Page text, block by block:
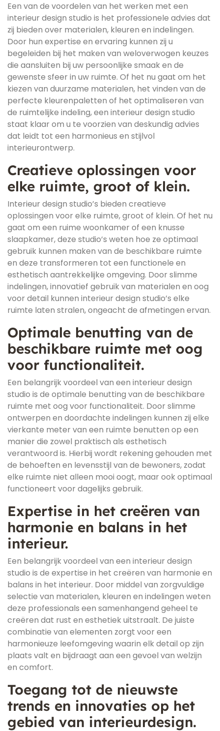
Een van de voordelen van het werken met een
interieur design studio is het professionele advies dat
zij bieden over materialen, kleuren en indelingen.
Door hun expertise en ervaring kunnen zij u
begeleiden bij het maken van weloverwogen keuzes
die aansluiten bij uw persoonlijke smaak en de
gewenste sfeer in uw ruimte. Of het nu gaat om het
kiezen van duurzame materialen, het vinden van de
perfecte kleurenpaletten of het optimaliseren van
de ruimtelijke indeling, een interieur design studio
staat klaar om u te voorzien van deskundig advies
dat leidt tot een harmonieus en stijlvol
interieurontwerp.
Creatieve oplossingen voor
elke ruimte, groot of klein.
Interieur design studio’s bieden creatieve
oplossingen voor elke ruimte, groot of klein. Of het nu
gaat om een ruime woonkamer of een knusse
slaapkamer, deze studio’s weten hoe ze optimaal
gebruik kunnen maken van de beschikbare ruimte
en deze transformeren tot een functionele en
esthetisch aantrekkelijke omgeving. Door slimme
indelingen, innovatief gebruik van materialen en oog
voor detail kunnen interieur design studio’s elke
ruimte laten stralen, ongeacht de afmetingen ervan.
Optimale benutting van de
beschikbare ruimte met oog
voor functionaliteit.
Een belangrijk voordeel van een interieur design
studio is de optimale benutting van de beschikbare
ruimte met oog voor functionaliteit. Door slimme
ontwerpen en doordachte indelingen kunnen zij elke
vierkante meter van een ruimte benutten op een
manier die zowel praktisch als esthetisch
verantwoord is. Hierbij wordt rekening gehouden met
de behoeften en levensstijl van de bewoners, zodat
elke ruimte niet alleen mooi oogt, maar ook optimaal
functioneert voor dagelijks gebruik.
Expertise in het creëren van
harmonie en balans in het
interieur.
Een belangrijk voordeel van een interieur design
studio is de expertise in het creëren van harmonie en
balans in het interieur. Door middel van zorgvuldige
selectie van materialen, kleuren en indelingen weten
deze professionals een samenhangend geheel te
creëren dat rust en esthetiek uitstraalt. De juiste
combinatie van elementen zorgt voor een
harmonieuze leefomgeving waarin elk detail op zijn
plaats valt en bijdraagt aan een gevoel van welzijn
en comfort.
Toegang tot de nieuwste
trends en innovaties op het
gebied van interieurdesign.